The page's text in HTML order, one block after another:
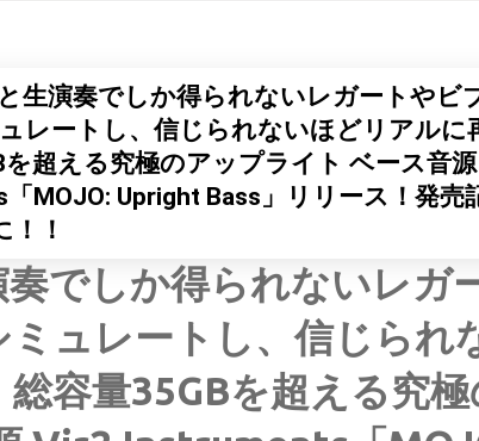
生演奏でしか得られないレガートやビ
レートし、信じられないほどリアルに
を超える究極のアップライト ベース音
MOJO: Upright Bass」リリース！発売
！！
でしか得られないレガ
ュレートし、信じられ
容量35GBを超える究